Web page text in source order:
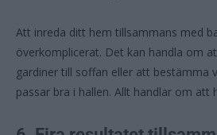
Att inreda ditt hem tillsammans med
överkomplicerat. Det kan handla om
gardiner till soffan eller att bestämma
passar bra i hallen. Allt handlar om att